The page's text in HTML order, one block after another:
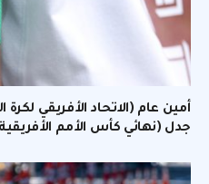
أمين عام (الاتحاد الأفريقي
جدل (نهائي كأس الأمم